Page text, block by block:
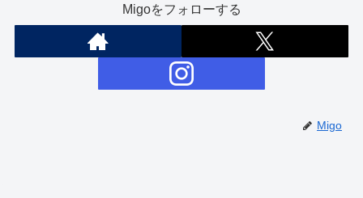
Migoをフォローする
Migo